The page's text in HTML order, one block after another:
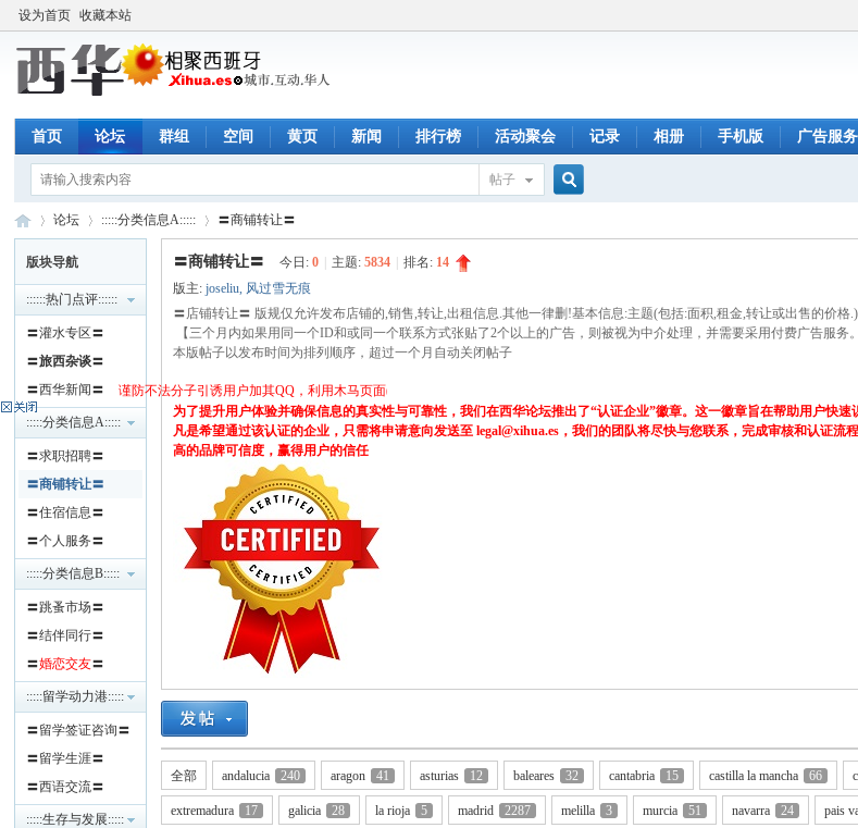
设为首页 收藏本站
首页 论坛 群组 空间 黄页 新闻 排行榜 活动聚会 记录 相册 手机版 广告服务
帖子
索
西 »
论坛
›
:::::分类信息A:::::
›
〓商铺转让〓
版块导航
::::::热门点评::::::
〓灌水专区〓
〓旅西杂谈〓
〓西华新闻〓
:::::分类信息A:::::
〓求职招聘〓
〓商铺转让〓
〓住宿信息〓
〓个人服务〓
:::::分类信息B:::::
〓跳蚤市场〓
〓结伴同行〓
〓婚恋交友〓
:::::留学动力港:::::
〓留学签证咨询〓
〓留学生涯〓
〓西语交流〓
:::::生存与发展:::::
〓商铺转让〓 今日:0 主题:5834 排名: 14
版主:joseliu, 风过雪无痕
〓店铺转让〓 版规仅允许发布店铺的,销售,转让,出租信息.其他一律删!基本信息:主题(包括:面积,租金,转让或出售的价
【三个月内如果用同一个ID和或同一个联系方式张贴了2个以上的广告，则被视为中介处理，并需要采用付费广告服务
本版帖子以发布时间为排列顺序，超过一个月自动关闭帖子
为了提升用户体验并确保信息的真实性与可靠性，我们在西华论坛推出了“认证企业”徽章。这一徽章旨在帮助用户快
凡是希望通过该认证的企业，只需将申请意向发送至 legal@xihua.es，我们的团队将尽快与您联系，完成审核和认证
高的品牌可信度，赢得用户的信任
全部 andalucia 240 aragon 41 asturias 12 baleares 32 cantabria 15 castilla la mancha 66
extremadura 17 galicia 28 la rioja 5 madrid 2287 melilla 3 murcia 51 navarra 24 pais
谨防不法分子引诱用户加其QQ，利用木马页面(QQ空间)骗取qq密码